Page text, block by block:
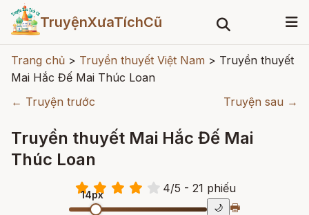
TruyệnXưaTíchCũ
Trang chủ > Truyền thuyết Việt Nam > Truyền thuyết
Mai Hắc Đế Mai Thúc Loan
← Truyện trước
Truyện sau →
Truyền thuyết Mai Hắc Đế Mai
Thúc Loan
4/5 - 21 phiếu
14px
🌙 🖶